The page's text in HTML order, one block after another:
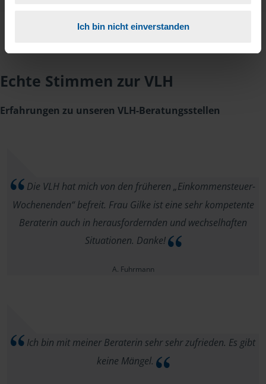
Ich bin nicht einverstanden
Echte Stimmen zur VLH
Erfahrungen zu unseren VLH-Beratungsstellen
Die VLH hat mich von den früheren „Einkommensteuer-
Wochenenden“ befreit. Frau Gilke ist eine sehr kompetente
Beraterin auch in herausfordernden und wechselhaften
Situationen. Danke!
A. Fuhrmann
Ich bin mit meiner Beraterin sehr sehr zufrieden. Es gibt
keine Mängel.